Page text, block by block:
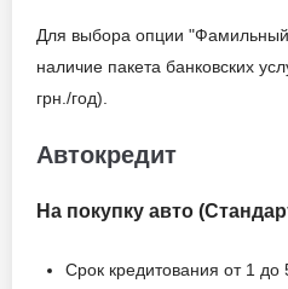
Для выбора опции
наличие пакета банковских
грн./год).
Автокредит
На покупку авто
Срок кредитования от 1 до